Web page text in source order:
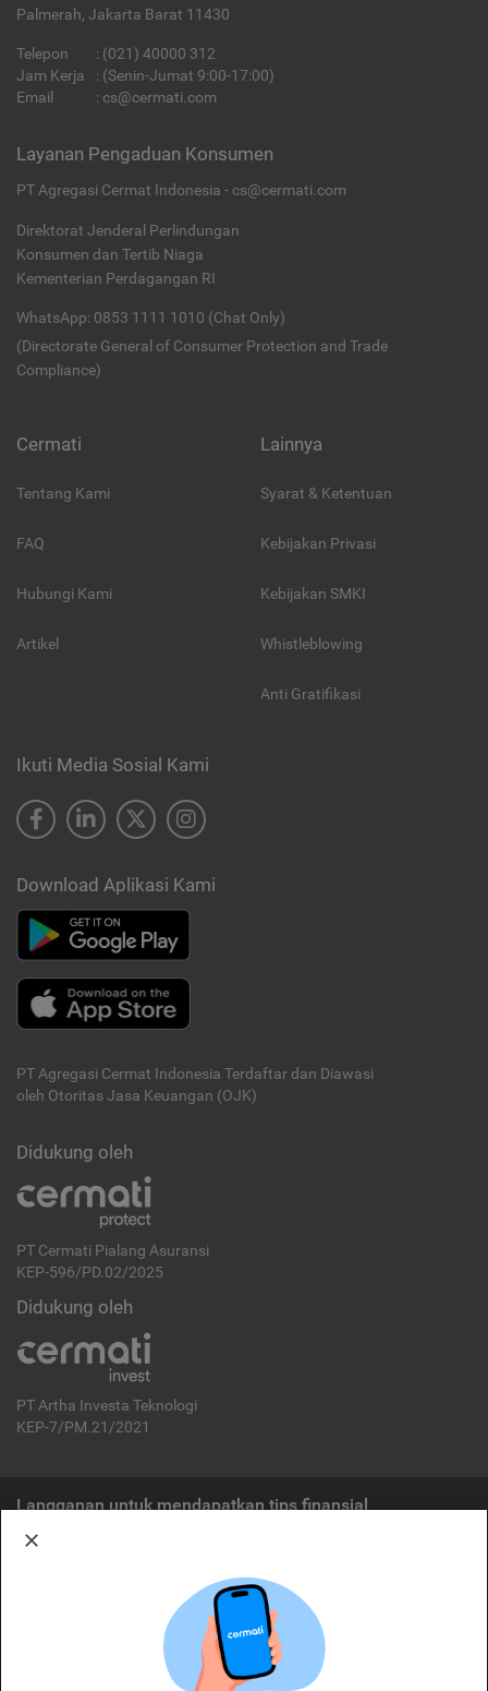
Palmerah, Jakarta Barat 11430
Telepon : (021) 40000 312
Jam Kerja
: (Senin-Jumat 9:00-17:00)
Email
: cs@cermati.com
Layanan Pengaduan Konsumen
PT Agregasi Cermat Indonesia - cs@cermati.com
Direktorat Jenderal Perlindungan
Konsumen dan Tertib Niaga
Kementerian Perdagangan RI
WhatsApp: 0853 1111 1010 (Chat Only)
(Directorate General of Consumer Protection and Trade
Compliance)
Cermati
Tentang Kami
FAQ
Hubungi Kami
Artikel
Lainnya
Syarat & Ketentuan
Kebijakan Privasi
Kebijakan SMKI
Whistleblowing
Anti Gratifikasi
Ikuti Media Sosial Kami
Download Aplikasi Kami
PT Agregasi Cermat Indonesia Terdaftar dan Diawasi
oleh Otoritas Jasa Keuangan (OJK)
Didukung oleh
PT Cermati Pialang Asuransi
KEP-596/PD.02/2025
Didukung oleh
PT Artha Investa Teknologi
KEP-7/PM.21/2021
Langganan untuk mendapatkan tips finansial
Cermati merupakan penyelenggara agregasi jasa keuangan yang terdaftar di
OJK. Oleh karena itu, produk dan/atau layanan jasa keuangan yang
ditawarkan bukan merupakan produk dan/atau layanan jasa keuangan yang
diterbitkan oleh Cermati dan Cermati tidak bertanggung jawab atas tuntutan